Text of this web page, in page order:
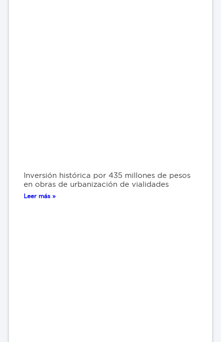
Inversión histórica por 435 millones de pesos
en obras de urbanización de vialidades
Leer más »